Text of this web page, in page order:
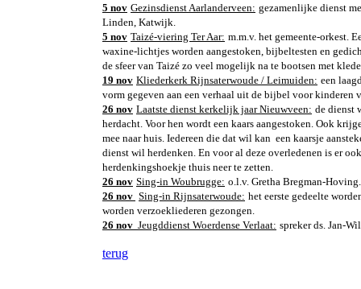
5 nov Gezinsdienst Aarlanderveen: gezamenlijke dienst
Linden, Katwijk.
5 nov Taizé-viering Ter Aar: m.m.v. het gemeente-orkest.
waxine-lichtjes worden aangestoken, bijbeltesten en
de sfeer van Taizé zo veel mogelijk na te bootsen met
19 nov Kliederkerk Rijnsaterwoude / Leimuiden: een
vorm gegeven aan een verhaal uit de bijbel voor kinderen
26 nov Laatste dienst kerkelijk jaar Nieuwveen: de dienst
herdacht. Voor hen wordt een kaars aangestoken. Ook
mee naar huis. Iedereen die dat wil kan een kaarsje
dienst wil herdenken. En voor al deze overledenen is er
herdenkingshoekje thuis neer te zetten.
26 nov Sing-in Woubrugge: o.l.v. Gretha Bregman-Hoving.
26 nov Sing-in Rijnsaterwoude: het eerste gedeelte
worden verzoekliederen gezongen.
26 nov Jeugddienst Woerdense Verlaat: spreker ds. Jan-
terug